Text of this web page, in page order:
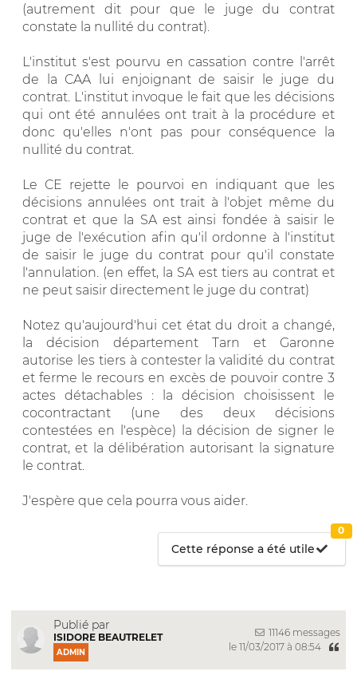
(autrement dit pour que le juge du contrat
constate la nullité du contrat).
L'institut s'est pourvu en cassation contre l'arrêt
de la CAA lui enjoignant de saisir le juge du
contrat. L'institut invoque le fait que les décisions
qui ont été annulées ont trait à la procédure et
donc qu'elles n'ont pas pour conséquence la
nullité du contrat.
Le CE rejette le pourvoi en indiquant que les
décisions annulées ont trait à l'objet même du
contrat et que la SA est ainsi fondée à saisir le
juge de l'exécution afin qu'il ordonne à l'institut
de saisir le juge du contrat pour qu'il constate
l'annulation. (en effet, la SA est tiers au contrat et
ne peut saisir directement le juge du contrat)
Notez qu'aujourd'hui cet état du droit a changé,
la décision département Tarn et Garonne
autorise les tiers à contester la validité du contrat
et ferme le recours en excès de pouvoir contre 3
actes détachables : la décision choisissent le
cocontractant (une des deux décisions
contestées en l'espèce) la décision de signer le
contrat, et la délibération autorisant la signature
le contrat.
J'espère que cela pourra vous aider.
Cette réponse a été utile
0
Publié par
ISIDORE BEAUTRELET
ADMIN
11146 messages
le 11/03/2017 à 08:54